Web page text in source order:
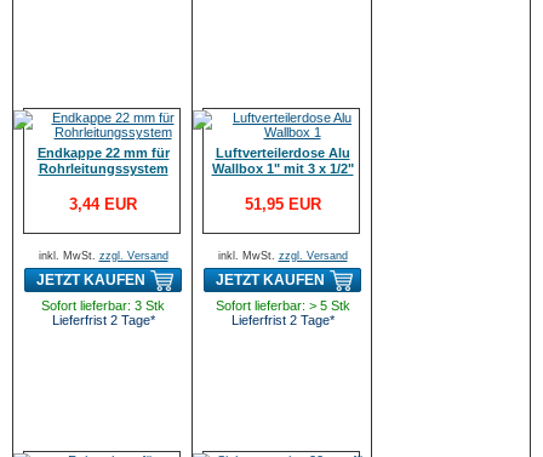
Endkappe 22 mm für
Rohrleitungssystem
3,44 EUR
inkl. MwSt. zzgl. Versand
JETZT KAUFEN
Sofort lieferbar: 3 Stk
Lieferfrist 2 Tage*
Luftverteilerdose Alu
Wallbox 1" mit 3 x 1/2"
51,95 EUR
inkl. MwSt. zzgl. Versand
JETZT KAUFEN
Sofort lieferbar: > 5 Stk
Lieferfrist 2 Tage*